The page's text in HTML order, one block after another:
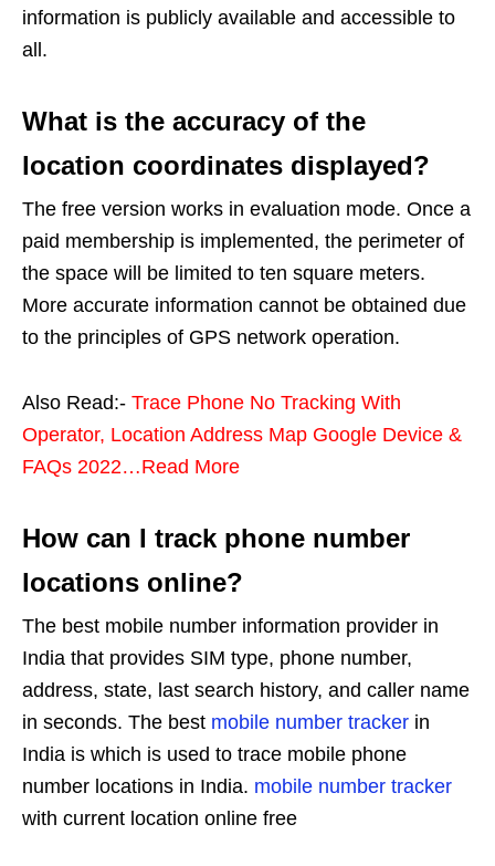
information is publicly available and accessible to
all.
What is the accuracy of the
location coordinates displayed?
The free version works in evaluation mode. Once a
paid membership is implemented, the perimeter of
the space will be limited to ten square meters.
More accurate information cannot be obtained due
to the principles of GPS network operation.
Also Read:- Trace Phone No Tracking With
Operator, Location Address Map Google Device &
FAQs 2022…Read More
How can I track phone number
locations online?
The best mobile number information provider in
India that provides SIM type, phone number,
address, state, last search history, and caller name
in seconds. The best mobile number tracker in
India is which is used to trace mobile phone
number locations in India. mobile number tracker
with current location online free